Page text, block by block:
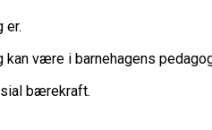
er.
være i barnehagens
bærekraft.